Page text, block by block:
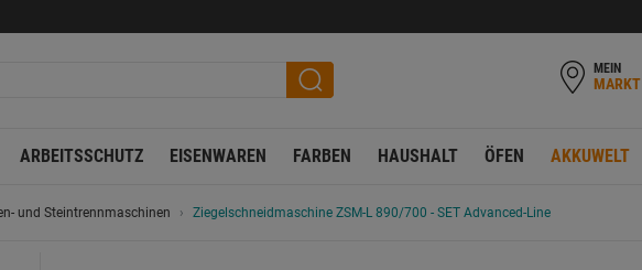
MEIN
MARKT
ARBEITSSCHUTZ EISENWAREN FARBEN HAUSHALT ÖFEN AKKUWELT
und Steintrennmaschinen Ziegelschneidmaschine ZSM-L 890/700 - SET Advanced-Line